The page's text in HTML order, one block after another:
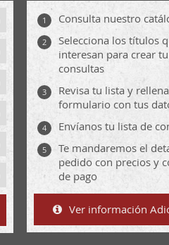
1 Consulta nuestro
2
Selecciona los títulos
interesan para crear
consultas
3
Revisa tu lista y
formulario con tus
4 Envíanos tu lista de
5
Te mandaremos el
pedido con precios y
de pago
Ver información